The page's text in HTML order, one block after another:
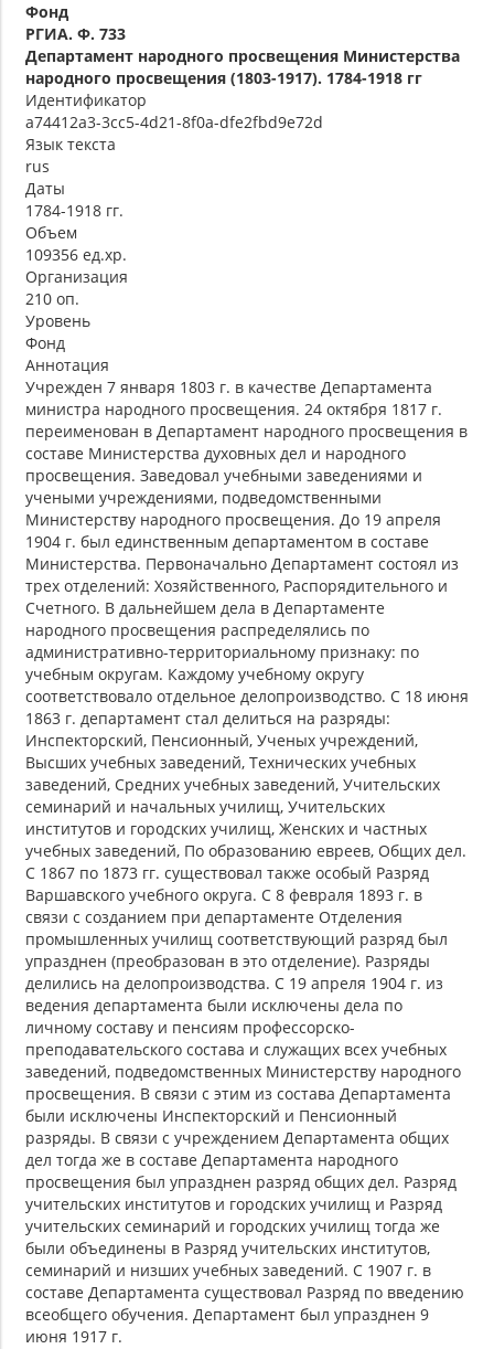
Фонд
РГИА. Ф. 733
Департамент народного просвещения Министерства
народного просвещения (1803-1917). 1784-1918 гг
Идентификатор
a74412a3-3cc5-4d21-8f0a-dfe2fbd9e72d
Язык текста
rus
Даты
1784-1918 гг.
Объем
109356 ед.хр.
Организация
210 оп.
Уровень
Фонд
Аннотация
Учрежден 7 января 1803 г. в качестве Департамента
министра народного просвещения. 24 октября 1817 г.
переименован в Департамент народного просвещения в
составе Министерства духовных дел и народного
просвещения. Заведовал учебными заведениями и
учеными учреждениями, подведомственными
Министерству народного просвещения. До 19 апреля
1904 г. был единственным департаментом в составе
Министерства. Первоначально Департамент состоял из
трех отделений: Хозяйственного, Распорядительного и
Счетного. В дальнейшем дела в Департаменте
народного просвещения распределялись по
административно-территориальному признаку: по
учебным округам. Каждому учебному округу
соответствовало отдельное делопроизводство. С 18 июня
1863 г. департамент стал делиться на разряды:
Инспекторский, Пенсионный, Ученых учреждений,
Высших учебных заведений, Технических учебных
заведений, Средних учебных заведений, Учительских
семинарий и начальных училищ, Учительских
институтов и городских училищ, Женских и частных
учебных заведений, По образованию евреев, Общих дел.
С 1867 по 1873 гг. существовал также особый Разряд
Варшавского учебного округа. С 8 февраля 1893 г. в
связи с созданием при департаменте Отделения
промышленных училищ соответствующий разряд был
упразднен (преобразован в это отделение). Разряды
делились на делопроизводства. С 19 апреля 1904 г. из
ведения департамента были исключены дела по
личному составу и пенсиям профессорско-
преподавательского состава и служащих всех учебных
заведений, подведомственных Министерству народного
просвещения. В связи с этим из состава Департамента
были исключены Инспекторский и Пенсионный
разряды. В связи с учреждением Департамента общих
дел тогда же в составе Департамента народного
просвещения был упразднен разряд общих дел. Разряд
учительских институтов и городских училищ и Разряд
учительских семинарий и городских училищ тогда же
были объединены в Разряд учительских институтов,
семинарий и низших учебных заведений. С 1907 г. в
составе Департамента существовал Разряд по введению
всеобщего обучения. Департамент был упразднен 9
июня 1917 г.